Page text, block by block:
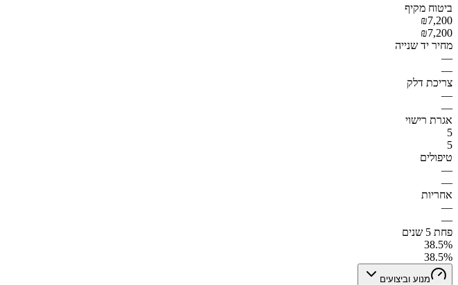
ביטוח מקיף
₪7,200
₪7,200
מחיר יד שנייה
—
—
צריכת דלק
—
—
אגרת רישוי
5
5
טיפולים
—
—
אחריות
—
—
פחת 5 שנים
38.5%
38.5%
מנוע וביצועים